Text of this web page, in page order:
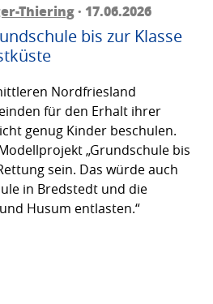
Thiering· 17.06.2026
bis zur Klasse
Nordfriesland
für den Erhalt ihrer
genug Kinder beschulen.
„Grundschule bis
sein. Das würde auch
in Bredstedt und die
Husum entlasten.“